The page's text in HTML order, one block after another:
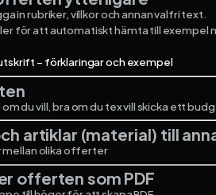
in rubriker, villkor och annan valfri text.
för att automatiskt hämta till exempel
– förklaringar och exempel
om du vill, bra om du tex vill skicka ett
artiklar (material) till
mellan olika offerter
offerten som PDF